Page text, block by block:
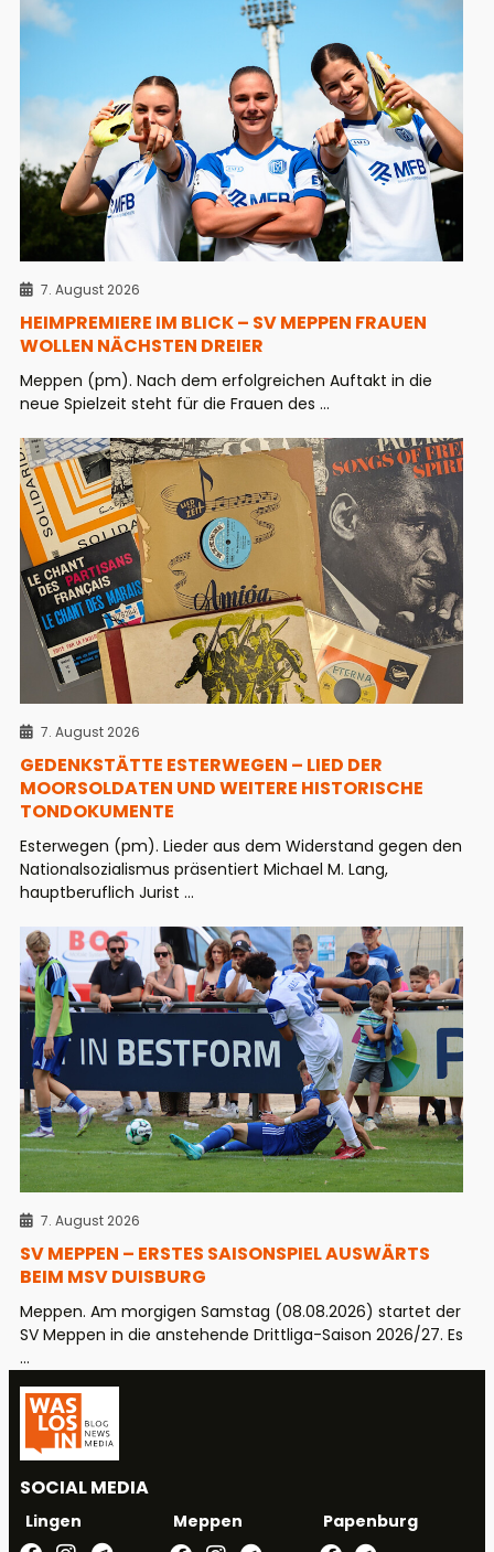
7. August 2026
HEIMPREMIERE IM BLICK – SV MEPPEN FRAUEN
WOLLEN NÄCHSTEN DREIER
Meppen (pm). Nach dem erfolgreichen Auftakt in die
neue Spielzeit steht für die Frauen des ...
7. August 2026
GEDENKSTÄTTE ESTERWEGEN – LIED DER
MOORSOLDATEN UND WEITERE HISTORISCHE
TONDOKUMENTE
Esterwegen (pm). Lieder aus dem Widerstand gegen den
Nationalsozialismus präsentiert Michael M. Lang,
hauptberuflich Jurist ...
7. August 2026
SV MEPPEN – ERSTES SAISONSPIEL AUSWÄRTS
BEIM MSV DUISBURG
Meppen. Am morgigen Samstag (08.08.2026) startet der
SV Meppen in die anstehende Drittliga-Saison 2026/27. Es
...
SOCIAL MEDIA
Lingen Meppen Papenburg